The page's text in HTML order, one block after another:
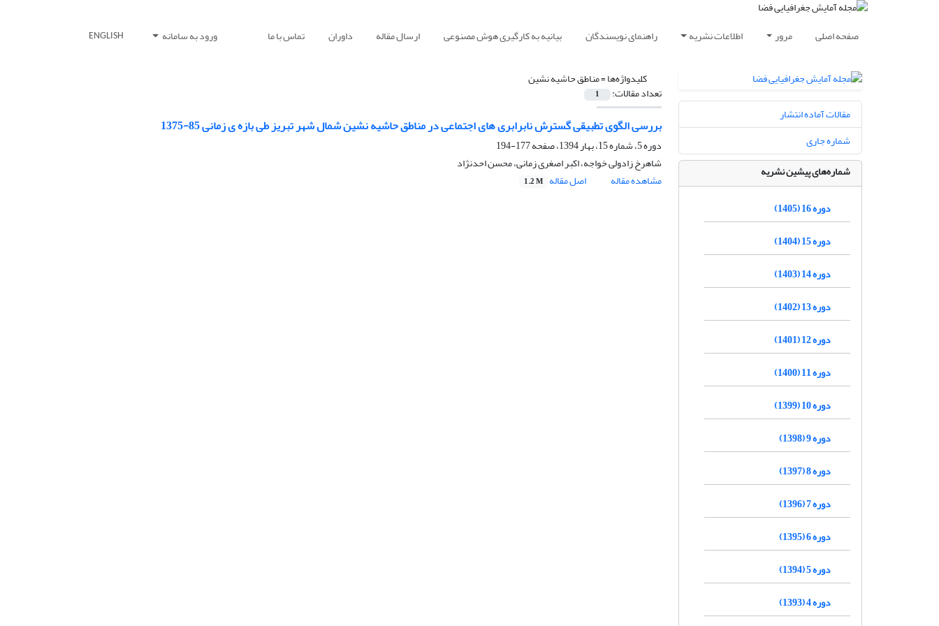
صفحه اصلی مرور اطلاعات نشریه راهنمای نویسندگان بیانیه به کارگیری هوش مصنوعی ارسال مقاله داوران تماس با ما ورود به سامانه ENGLISH
کلیدواژه‌ها =مناطق حاشیه نشین
تعداد مقالات: 1
بررسی الگوی تطبیقی گسترش نابرابری های اجتماعی در مناطق حاشیه نشین شمال شهر تبریز طی بازه ی زمانی 85-1375
دوره 5، شماره 15، بهار 1394، صفحه
177-194
شاهرخ زادولی خواجه، اکبر اصغری زمانی، محسن احدنژاد
مشاهده مقاله
اصل مقاله 1.2 M
مقالات آماده انتشار
شماره جاری
شماره‌های پیشین نشریه
دوره 16 (1405)
دوره 15 (1404)
دوره 14 (1403)
دوره 13 (1402)
دوره 12 (1401)
دوره 11 (1400)
دوره 10 (1399)
دوره 9 (1398)
دوره 8 (1397)
دوره 7 (1396)
دوره 6 (1395)
دوره 5 (1394)
دوره 4 (1393)